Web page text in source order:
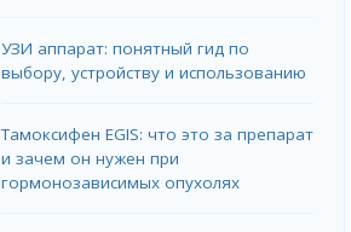
УЗИ аппарат: понятный гид по
выбору, устройству и использованию
Тамоксифен EGIS: что это за препарат
и зачем он нужен при
гормонозависимых опухолях